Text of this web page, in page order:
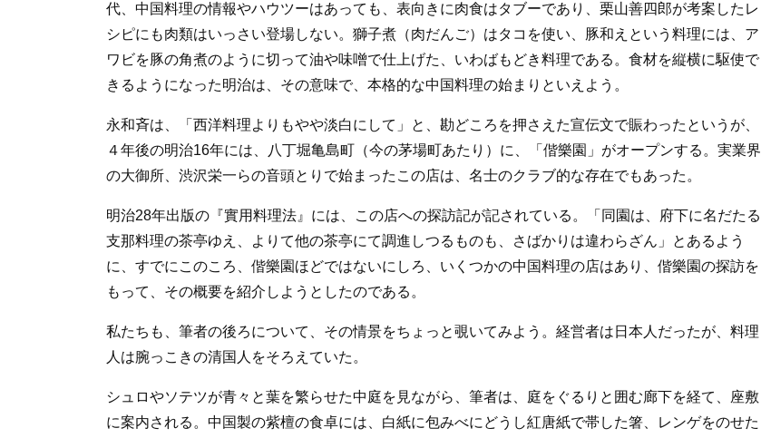
代、中国料理の情報やハウツーはあっても、表向きに肉食はタブーであり、栗山善四郎が考案したレ
シピにも肉類はいっさい登場しない。獅子煮（肉だんご）はタコを使い、豚和えという料理には、ア
ワビを豚の角煮のように切って油や味噌で仕上げた、いわばもどき料理である。食材を縦横に駆使で
きるようになった明治は、その意味で、本格的な中国料理の始まりといえよう。
永和斉は、「西洋料理よりもやや淡白にして」と、勘どころを押さえた宣伝文で賑わったというが、
４年後の明治16年には、八丁堀亀島町（今の茅場町あたり）に、「偕樂園」がオープンする。実業界
の大御所、渋沢栄一らの音頭とりで始まったこの店は、名士のクラブ的な存在でもあった。
明治28年出版の『實用料理法』には、この店への探訪記が記されている。「同園は、府下に名だたる
支那料理の茶亭ゆえ、よりて他の茶亭にて調進しつるものも、さばかりは違わらざん」とあるよう
に、すでにこのころ、偕樂園ほどではないにしろ、いくつかの中国料理の店はあり、偕樂園の探訪を
もって、その概要を紹介しようとしたのである。
私たちも、筆者の後ろについて、その情景をちょっと覗いてみよう。経営者は日本人だったが、料理
人は腕っこきの清国人をそろえていた。
シュロやソテツが青々と葉を繁らせた中庭を見ながら、筆者は、庭をぐるりと囲む廊下を経て、座敷
に案内される。中国製の紫檀の食卓には、白紙に包みべにどうし紅唐紙で帯した箸、レンゲをのせた